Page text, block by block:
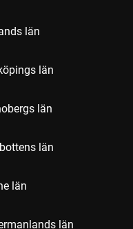
län
län
län
län
län
län